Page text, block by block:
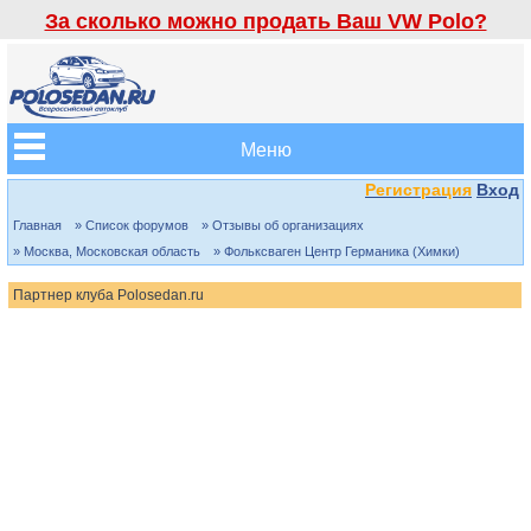
За сколько можно продать Ваш VW Polo?
Меню
Регистрация Вход
Главная » Список форумов
» Отзывы об организациях
» Москва, Московская область
» Фольксваген Центр Германика (Химки)
Партнер клуба Polosedan.ru